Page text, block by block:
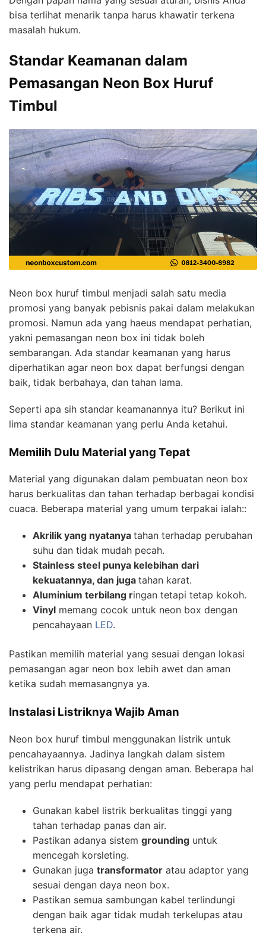
bisa terlihat menarik tanpa harus khawatir terkena
masalah hukum.
Standar Keamanan dalam
Pemasangan Neon Box Huruf
Timbul
Neon box huruf timbul menjadi salah satu media
promosi yang banyak pebisnis pakai dalam melakukan
promosi. Namun ada yang haeus mendapat perhatian,
yakni pemasangan neon box ini tidak boleh
sembarangan. Ada standar keamanan yang harus
diperhatikan agar neon box dapat berfungsi dengan
baik, tidak berbahaya, dan tahan lama.
Seperti apa sih standar keamanannya itu? Berikut ini
lima standar keamanan yang perlu Anda ketahui.
Memilih Dulu Material yang Tepat
Material yang digunakan dalam pembuatan neon box
harus berkualitas dan tahan terhadap berbagai kondisi
cuaca. Beberapa material yang umum terpakai ialah::
Akrilik yang nyatanya tahan terhadap perubahan
suhu dan tidak mudah pecah.
Stainless steel punya kelebihan dari
kekuatannya, dan juga tahan karat.
Aluminium terbilang ringan tetapi tetap kokoh.
Vinyl memang cocok untuk neon box dengan
pencahayaan LED.
Pastikan memilih material yang sesuai dengan lokasi
pemasangan agar neon box lebih awet dan aman
ketika sudah memasangnya ya.
Instalasi Listriknya Wajib Aman
Neon box huruf timbul menggunakan listrik untuk
pencahayaannya. Jadinya langkah dalam sistem
kelistrikan harus dipasang dengan aman. Beberapa hal
yang perlu mendapat perhatian:
Gunakan kabel listrik berkualitas tinggi yang
tahan terhadap panas dan air.
Pastikan adanya sistem grounding untuk
mencegah korsleting.
Gunakan juga transformator atau adaptor yang
sesuai dengan daya neon box.
Pastikan semua sambungan kabel terlindungi
dengan baik agar tidak mudah terkelupas atau
terkena air.